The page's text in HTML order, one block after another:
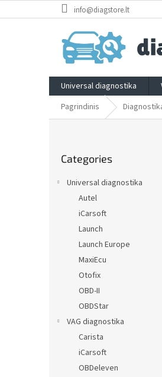
to
info@diagstore.lt
Universal diagnostika
Pagrindinis
categories
Categories
Universal diagnostika
Autel
iCarsoft
Launch
Launch Europe
MaxiEcu
Otofix
OBD-II
OBDStar
VAG diagnostika
Carista
iCarsoft
OBDeleven